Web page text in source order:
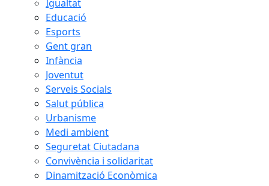
Igualtat
Educació
Esports
Gent gran
Infància
Joventut
Serveis Socials
Salut pública
Urbanisme
Medi ambient
Seguretat Ciutadana
Convivència i solidaritat
Dinamització Econòmica